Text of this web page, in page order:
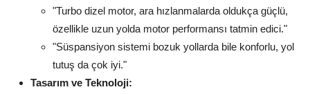
"Turbo dizel motor, ara hızlanmalarda oldukça güçlü,
özellikle uzun yolda motor performansı tatmin edici."
"Süspansiyon sistemi bozuk yollarda bile konforlu, yol
tutuş da çok iyi."
Tasarım ve Teknoloji: